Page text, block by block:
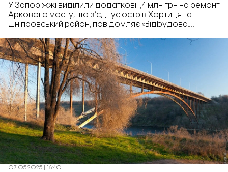
У Запоріжжі виділили додаткові 1,4 млн грн на ремонт
Аркового мосту, що з’єднує острів Хортиця та
Дніпровський район, повідомляє «Відбудова.
07.05.2025 | 16:40